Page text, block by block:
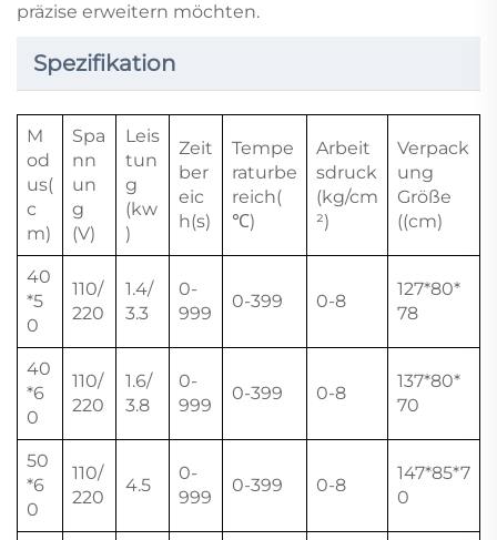
präzise erweitern möchten.
Spezifikation
M
od
us(
c
m)
Spa
nn
un
g
(V)
Leis
tun
g
(kw
)
Zeit
ber
eic
h(s)
Tempe
raturbe
reich(
℃)
Arbeit
sdruck
(kg/cm
²)
Verpack
ung
Größe
((cm)
40
*5
0
110/
220
1.4/
3.3
0-
999
0-399 0-8
127*80*
78
40
*6
0
110/
220
1.6/
3.8
0-
999
0-399 0-8
137*80*
70
50
*6
0
110/
220
4.5
0-
999
0-399 0-8
147*85*7
0